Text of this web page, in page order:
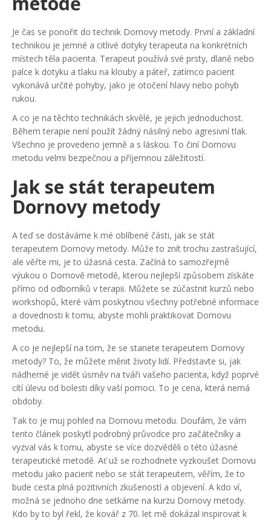
Je čas se ponořit do technik Dornovy metody. První a základní
technikou je jemné a citlivé dotyky terapeuta na konkrétních
místech těla pacienta. Terapeut používá své prsty, dlaně nebo
palce k dotyku a tlaku na klouby a páteř, zatímco pacient
vykonává určité pohyby, jako je otočení hlavy nebo pohyb
rukou.
A co je na těchto technikách skvělé, je jejich jednoduchost.
Během terapie není použít žádný násilný nebo agresivní tlak.
Všechno je provedeno jemně a s láskou. To činí Dornovu
metodu velmi bezpečnou a příjemnou záležitostí.
Jak se stát terapeutem
Dornovy metody
A teď se dostáváme k mé oblíbené části, jak se stát
terapeutem Dornovy metody. Může to znít trochu zastrašující,
ale věřte mi, je to úžasná cesta. Začíná to samozřejmě
výukou o Dornově metodě, kterou nejlepší způsobem získáte
přímo od odborníků v terapii. Můžete se zúčastnit kurzů nebo
workshopů, které vám poskytnou všechny potřebné informace
a dovednosti k tomu, abyste mohli praktikovat Dornovu
metodu.
A co je nejlepší na tom, že se stanete terapeutem Dornovy
metody? To, že můžete měnit životy lidí. Představte si, jak
nádherné je vidět úsměv na tváři vašeho pacienta, když poprvé
cítí úlevu od bolesti díky vaší pomoci. To je cena, která nemá
obdoby.
Tak to je muj pohled na Dornovu metodu. Doufám, že vám
tento článek poskytl podrobný průvodce pro začátečníky a
vyzval vás k tomu, abyste se více dozvěděli o této úžasné
terapeutické metodě. Ať už se rozhodnete vyzkoušet Dornovu
metodu jako pacient nebo se stát terapeutem, věřím, že to
bude cesta plná pozitivních zkušeností a objevení. A kdo ví,
možná se jednoho dne setkáme na kurzu Dornovy metody.
Kdo by to byl řekl, že kovář z 70. let mě dokázal inspirovat k